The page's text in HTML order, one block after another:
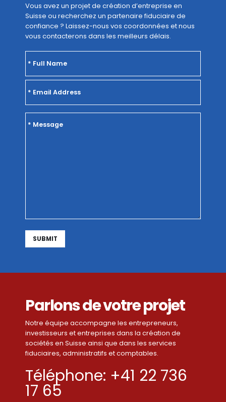
Vous avez un projet de création d’entreprise en
Suisse ou recherchez un partenaire fiduciaire de
confiance ? Laissez-nous vos coordonnées et nous
vous contacterons dans les meilleurs délais.
Parlons de votre projet
Notre équipe accompagne les entrepreneurs,
investisseurs et entreprises dans la création de
sociétés en Suisse ainsi que dans les services
fiduciaires, administratifs et comptables.
Téléphone: +41 22 736
17 65